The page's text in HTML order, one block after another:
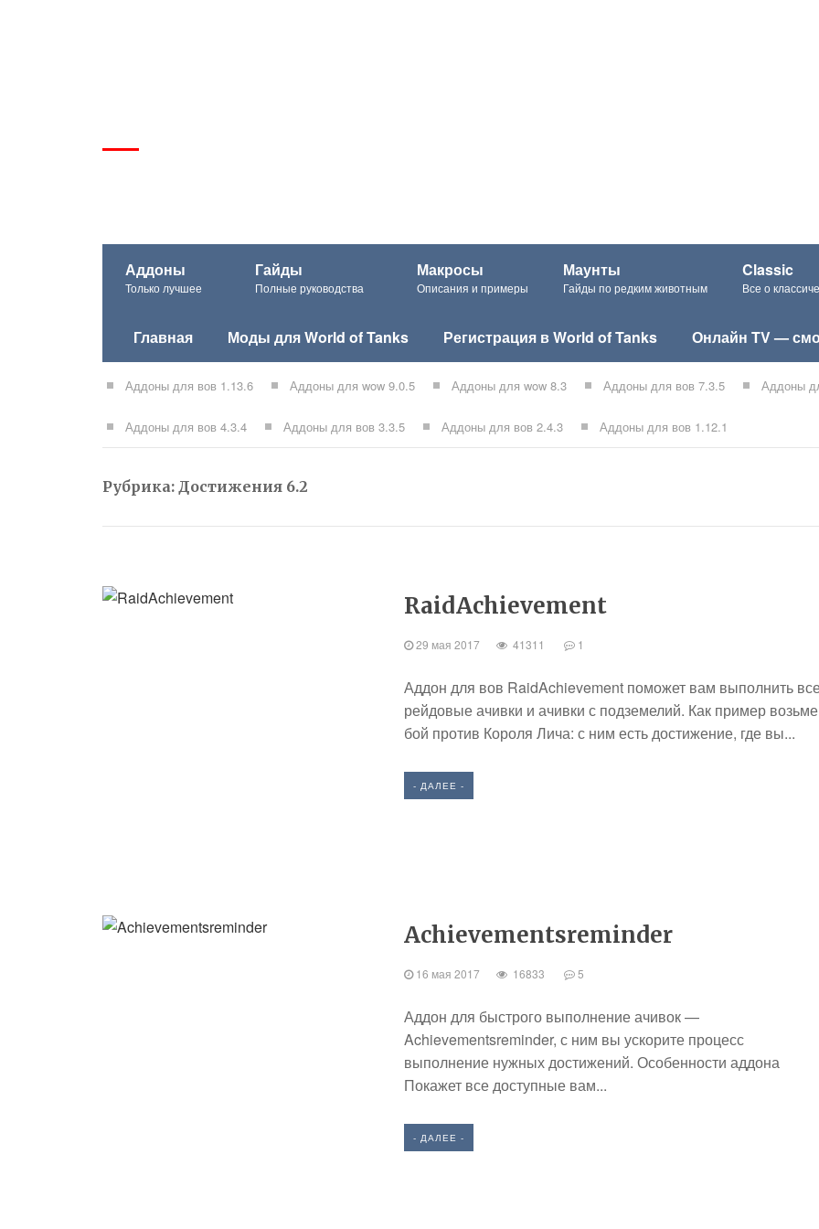
Аддоны
Только лучшее
Гайды
Полные руководства
Макросы
Описания и примеры
Маунты
Гайды по редким животным
Classic
Все о
Главная Моды для World of Tanks Регистрация в World of Tanks Онлайн TV —
Аддоны для вов 1.13.6 Аддоны для wow 9.0.5 Аддоны для wow 8.3 Аддоны для вов 7.3.5 Аддоны
Аддоны для вов 4.3.4 Аддоны для вов 3.3.5 Аддоны для вов 2.4.3 Аддоны для вов 1.12.1
Рубрика: Достижения 6.2
RaidAchievement
29 мая 2017 41311 1
Аддон для вов RaidAchievement поможет вам выполнить
рейдовые ачивки и ачивки с подземелий. Как пример
бой против Короля Лича: с ним есть достижение, где вы...
- ДАЛЕЕ -
Achievementsreminder
16 мая 2017 16833 5
Аддон для быстрого выполнение ачивок —
Achievementsreminder, с ним вы ускорите процесс
выполнение нужных достижений. Особенности аддона
Покажет все доступные вам...
- ДАЛЕЕ -